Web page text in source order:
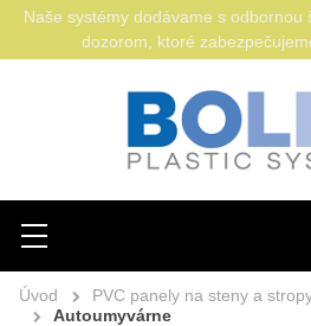
Hľadať
Menu
Naše systémy dodávame s odbornou
dozorom, ktoré
Úvod PVC panely na steny a
Autoumyvárne